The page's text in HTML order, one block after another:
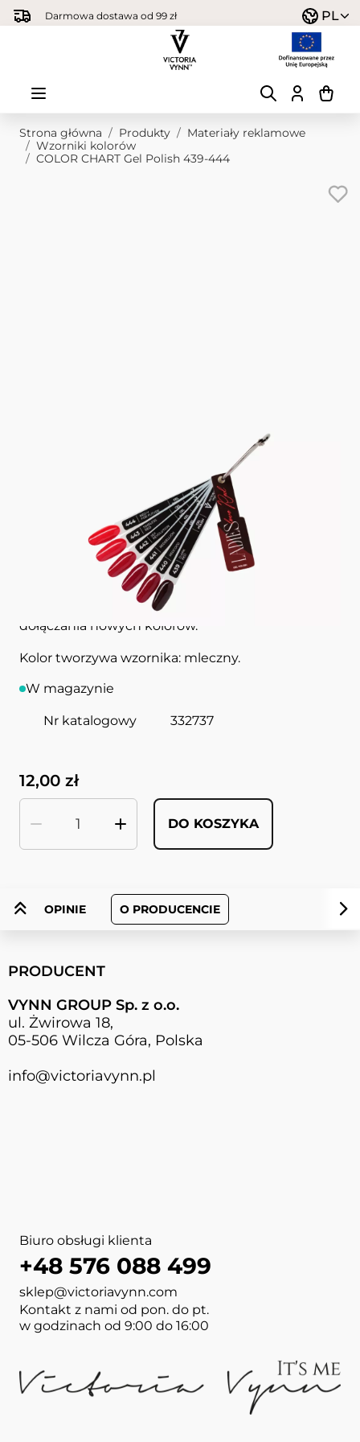
Przejdź do treści
Darmowa dostawa od 99 zł PL
Strona główna / Produkty / Materiały reklamowe
/ Wzorniki kolorów
/ COLOR CHART Gel Polish 439-444
GEL POLISH Ladies Love Red
COLOR CHART VICTORIA VYNN
Gotowy wzornik kolorystyczny GEL POLISH Ladies
Love Red podany w formie pojedynczych
pazurków, z możliwością łatwej wymiany i
dołączania nowych kolorów.
Kolor tworzywa wzornika: mleczny.
W magazynie
Nr katalogowy 332737
12,00 zł
DO KOSZYKA
OPINIE O PRODUCENCIE
PRODUCENT
VYNN GROUP Sp. z o.o.
ul. Żwirowa 18,
05-506 Wilcza Góra, Polska
info@victoriavynn.pl
Biuro obsługi klienta
+48 576 088 499
sklep@victoriavynn.com
Kontakt z nami od pon. do pt.
w godzinach od 9:00 do 16:00